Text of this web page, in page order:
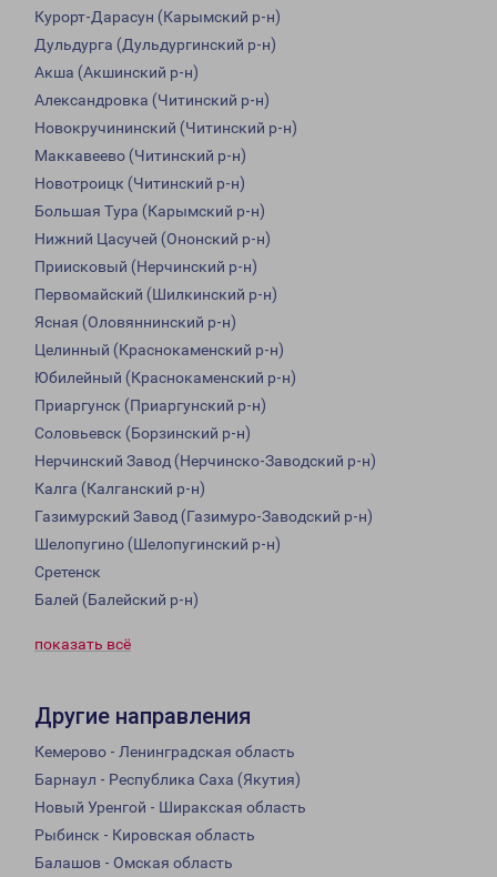
Курорт-Дарасун (Карымский р-н)
Дульдурга (Дульдургинский р-н)
Акша (Акшинский р-н)
Александровка (Читинский р-н)
Новокручининский (Читинский р-н)
Маккавеево (Читинский р-н)
Новотроицк (Читинский р-н)
Большая Тура (Карымский р-н)
Нижний Цасучей (Ононский р-н)
Приисковый (Нерчинский р-н)
Первомайский (Шилкинский р-н)
Ясная (Оловяннинский р-н)
Целинный (Краснокаменский р-н)
Юбилейный (Краснокаменский р-н)
Приаргунск (Приаргунский р-н)
Соловьевск (Борзинский р-н)
Нерчинский Завод (Нерчинско-Заводский р-н)
Калга (Калганский р-н)
Газимурский Завод (Газимуро-Заводский р-н)
Шелопугино (Шелопугинский р-н)
Сретенск
Балей (Балейский р-н)
показать всё
Другие направления
Кемерово - Ленинградская область
Барнаул - Республика Саха (Якутия)
Новый Уренгой - Ширакская область
Рыбинск - Кировская область
Балашов - Омская область